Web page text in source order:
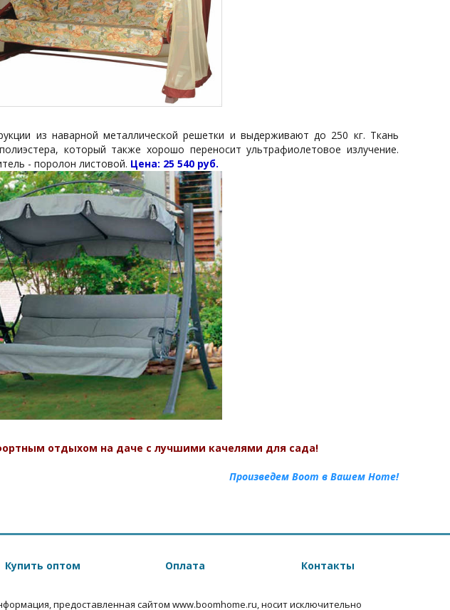
из наварной металлической решетки и выдерживают до 250 кг. Ткань
который также хорошо переносит ультрафиолетовое излучение.
- поролон листовой. Цена: 25 540 руб.
отдыхом на даче с лучшими качелями для сада!
Произведем Boom в Вашем Home!
Купить оптом Оплата Контакты
предоставленная сайтом www.boomhome.ru, носит исключительно